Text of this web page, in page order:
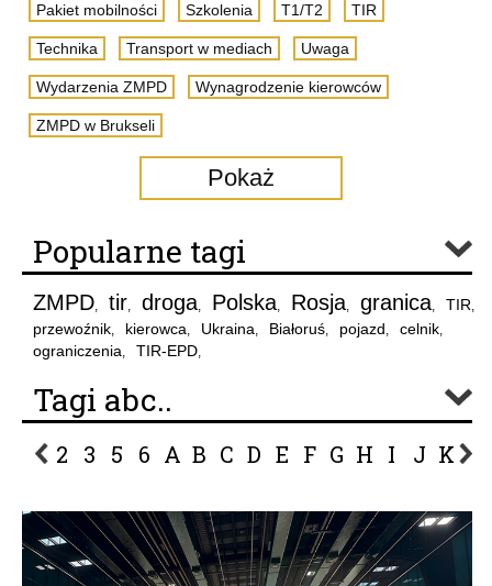
Pakiet mobilności Szkolenia T1/T2 TIR
Technika Transport w mediach Uwaga
Wydarzenia ZMPD Wynagrodzenie kierowców
ZMPD w Brukseli
Pokaż
Popularne tagi
ZMPD, tir, droga, Polska, Rosja, granica, TIR,
przewoźnik, kierowca, Ukraina, Białoruś, pojazd, celnik,
ograniczenia, TIR-EPD,
Tagi abc..
2 3 5 6 A B C D E F G H I J K L